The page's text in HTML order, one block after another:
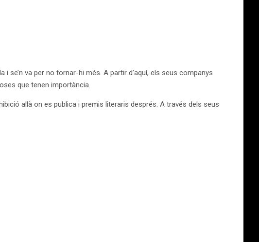
se’n va per no tornar-hi més. A partir d’aquí, els seus companys
que tenen importància.
allà on es publica i premis literaris després. A través dels seus